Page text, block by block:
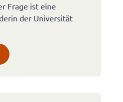
Frage ist eine
der Universität